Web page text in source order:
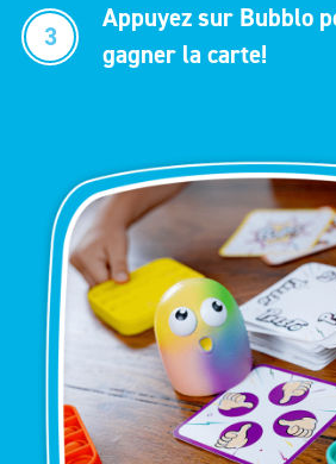
3
Appuyez sur Bubblo
gagner la carte!